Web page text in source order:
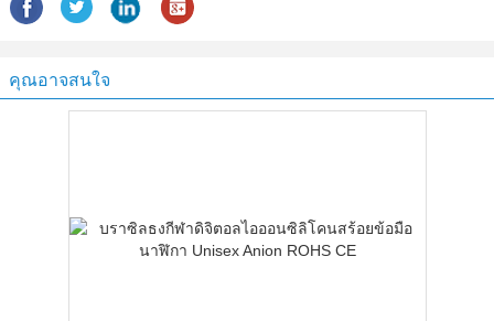
คุณอาจสนใจ